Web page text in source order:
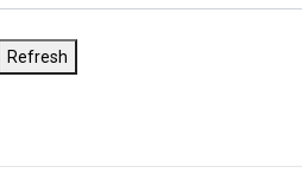
Refresh